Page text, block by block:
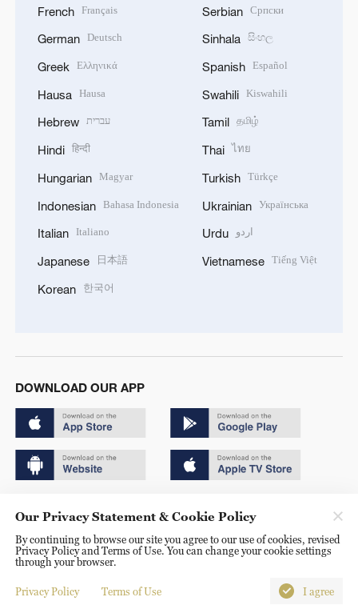
French Français
German Deutsch
Greek Ελληνικά
Hausa Hausa
Hebrew עברית
Hindi हिन्दी
Hungarian Magyar
Indonesian Bahasa Indonesia
Italian Italiano
Japanese 日本語
Korean 한국어
Serbian Српски
Sinhala සිංහල
Spanish Español
Swahili Kiswahili
Tamil தமிழ்
Thai ไทย
Turkish Türkçe
Ukrainian Українська
Urdu اردو
Vietnamese Tiếng Việt
DOWNLOAD OUR APP
京ICP备20000184号
京公网安备 11010502050052号
Disinformation report hotline: 010-85061466
Our Privacy Statement & Cookie Policy
By continuing to browse our site you agree to our use of cookies, revised
Privacy Policy and Terms of Use. You can change your cookie settings
through your browser.
Privacy Policy Terms of Use I agree